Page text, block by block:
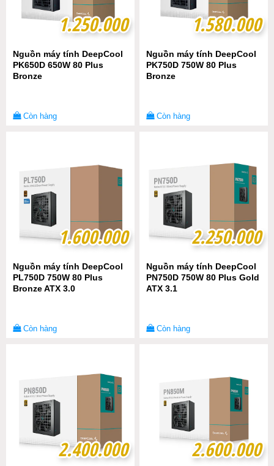
1.250.000
1.250.000
Nguồn máy tính DeepCool
PK650D 650W 80 Plus
Bronze
Còn hàng
1.580.000
1.580.000
Nguồn máy tính DeepCool
PK750D 750W 80 Plus
Bronze
Còn hàng
1.600.000
1.600.000
Nguồn máy tính DeepCool
PL750D 750W 80 Plus
Bronze ATX 3.0
Còn hàng
2.250.000
2.250.000
Nguồn máy tính DeepCool
PN750D 750W 80 Plus Gold
ATX 3.1
Còn hàng
2.400.000
2.400.000 2.600.000
2.600.000